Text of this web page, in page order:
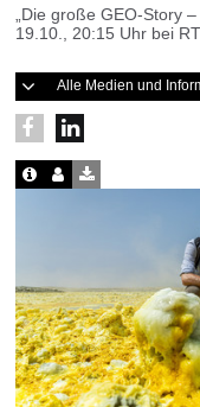
„Die große GEO-Story
19.10., 20:15 Uhr bei
Alle Medien und